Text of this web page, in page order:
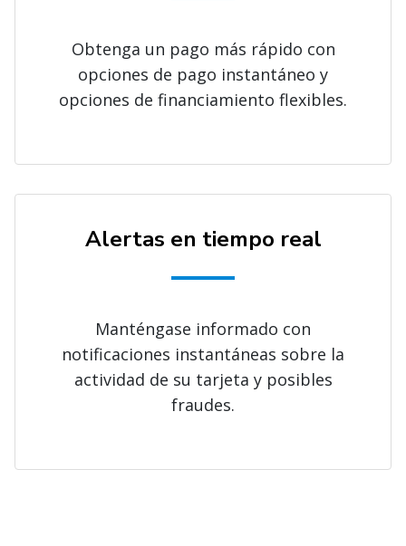
Obtenga un pago más rápido con
opciones de pago instantáneo y
opciones de financiamiento flexibles.
Alertas en tiempo real
Manténgase informado con
notificaciones instantáneas sobre la
actividad de su tarjeta y posibles
fraudes.